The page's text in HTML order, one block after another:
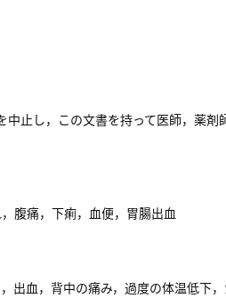
止し，この文書を持って医師，薬剤
腹痛，下痢，血便，胃腸出血
出血，背中の痛み，過度の体温低下